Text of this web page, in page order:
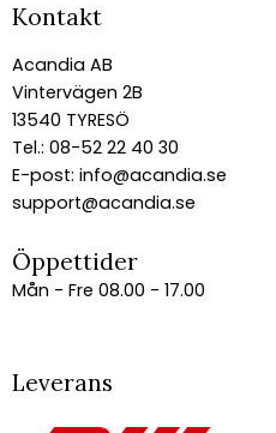
Kontakt
Acandia AB
Vintervägen 2B
13540 TYRESÖ
Tel.: 08-52 22 40 30
E-post: info@acandia.se
support@acandia.se
Öppettider
Mån - Fre 08.00 - 17.00
Leverans